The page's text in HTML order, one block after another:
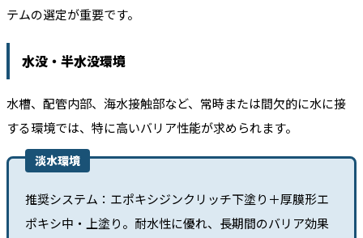
テムの選定が重要です。
水没・半水没環境
水槽、配管内部、海水接触部など、常時または間欠的に水に接
する環境では、特に高いバリア性能が求められます。
淡水環境
推奨システム：エポキシジンクリッチ下塗り＋厚膜形エ
ポキシ中・上塗り。耐水性に優れ、長期間のバリア効果